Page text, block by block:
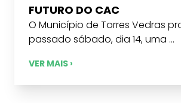
FUTURO DO CAC
O Município de Torres Vedras
passado sábado, dia 14, uma ...
VER MAIS ›